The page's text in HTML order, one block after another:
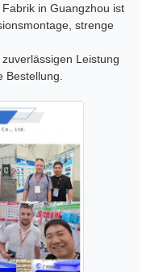
in Guangzhou ist
strenge
Leistung